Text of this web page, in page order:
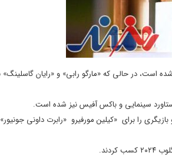
است، در حالی که «مارگو رابی» و «رایان گاسلینگ»
سینمایی و باکس آفیس نیز شده است.
را برای «کیلین مورفیرو «رابرت داونی جونیور»